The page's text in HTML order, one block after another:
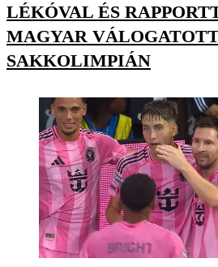
LÉKÓVAL ÉS
MAGYAR
SAKKOLIMPIÁN